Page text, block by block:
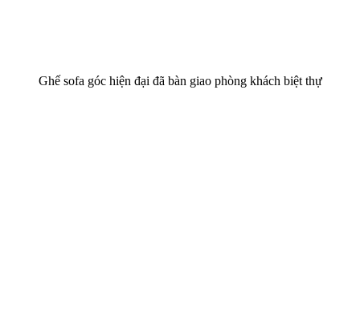
Ghế sofa góc hiện đại đã bàn giao phòng khách biệt thự